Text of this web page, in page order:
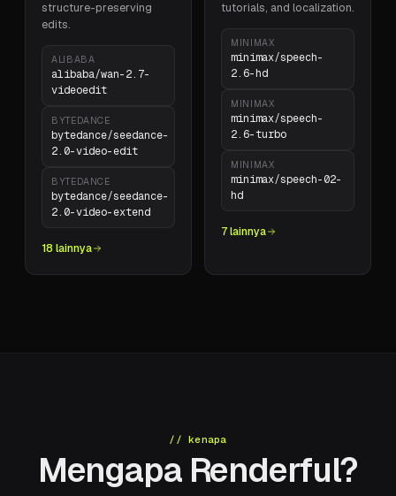
structure-preserving
edits.
ALIBABA
alibaba/wan-2.7-
videoedit
BYTEDANCE
bytedance/seedance-
2.0-video-edit
BYTEDANCE
bytedance/seedance-
2.0-video-extend
18 lainnya
tutorials, and localization.
MINIMAX
minimax/speech-
2.6-hd
MINIMAX
minimax/speech-
2.6-turbo
MINIMAX
minimax/speech-02-
hd
7 lainnya
// kenapa
Mengapa Renderful?